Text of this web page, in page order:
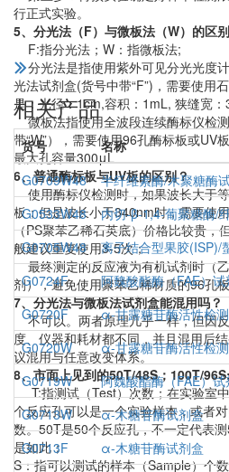
行正式实验。
5、分光法（F）与微板法（W）的区别
F:指分光法；W：指微板法;
分光法是指使用紫外可见分光光度
光法试剂盒(货号中带“F”)，需要使用
是：光径：1cm,容积：1mL, 狭缝宽：
微板法指使用全波段连续酶标仪检
带“W”），需要使用96孔酶标板或UV
最大孔容量300μL
6、普通酶标板与UV板的区别？
使用酶标仪检测时，如果波长大于
板；但是波长小于340nm时，需要使
（PS聚苯乙稀石英底）价格比较贵，
般建议重复使用3-5次；
最终测定的反应液为有机试剂时（
剂），避免使用聚苯乙稀材质的96孔
7、分光法与微板法试剂盒能混用吗？
不可以。两者原理几乎一样，但因
度、仪器和耗材都不同，并且混用后
议混用与任意改变体系。
8、市面上见到的50T/48S；100T/
T:指测试（Test）次数；在实验室
个反应孔可以是一个实验样本，或者
数。50T是50个反应孔，不一定代表
是如此；
S：指可以测试的样本（Sample）个
相关产品
货号 名称
G0709W48
半纤维素酶/木聚糖酶
G0533W48
内切-β-1,4-葡聚糖酶/
G0705W48
离子结合型果胶(ISP)/
G0724F
阿魏酸酯酶（FAE）
G0720F
α-甘露糖苷酶活性检
G0720W
α-甘露糖苷酶活性检
G0719W
阿魏酸酯酶（FAE）试
G0713W
α-木糖苷酶试剂盒
G0713F
α-木糖苷酶试剂盒